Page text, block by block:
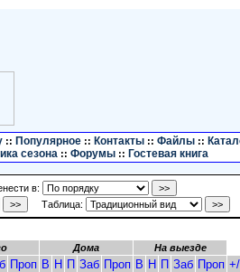
:: Популярное :: Контакты :: Файлы ::
сезона :: Форумы :: Гостевая книга
в:
Таблица:
Дома
На выезде
Проп В Н П Заб Проп В Н П Заб Проп